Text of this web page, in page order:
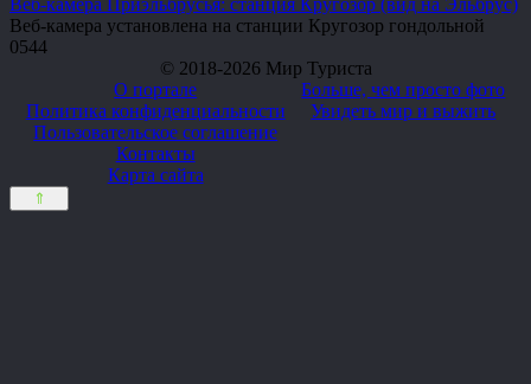
Веб-камера Приэльбрусья: станция Кругозор (вид на Эльбрус)
Веб-камера установлена на станции Кругозор гондольной
0544
© 2018-2026 Мир Туриста
О портале
Политика конфиденциальности
Пользовательское соглашение
Контакты
Карта сайта
Больше, чем просто фото
Увидеть мир и выжить